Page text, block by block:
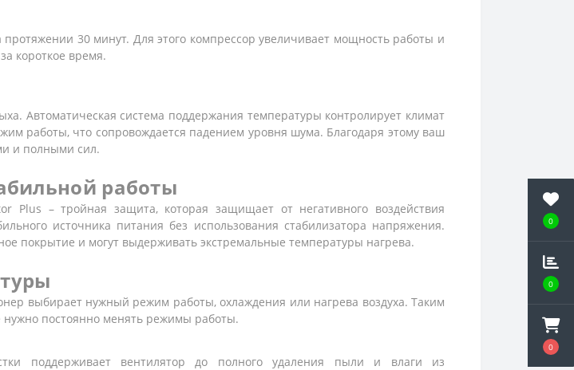
0
0
0
30 минут. Для этого компрессор увеличивает мощность работы и
короткое время.
Автоматическая система поддержания температуры контролирует климат
работы, что сопровождается падением уровня шума. Благодаря этому ваш
и полными сил.
работы
Plus – тройная защита, которая защищает от негативного воздействия
источника питания без использования стабилизатора напряжения.
покрытие и могут выдерживать экстремальные температуры нагрева.
выбирает нужный режим работы, охлаждения или нагрева воздуха. Таким
постоянно менять режимы работы.
поддерживает вентилятор до полного удаления пыли и влаги из